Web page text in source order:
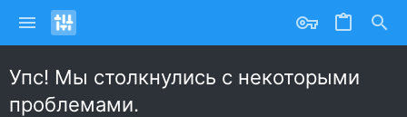
Упс! Мы столкнулись с некоторыми
проблемами.